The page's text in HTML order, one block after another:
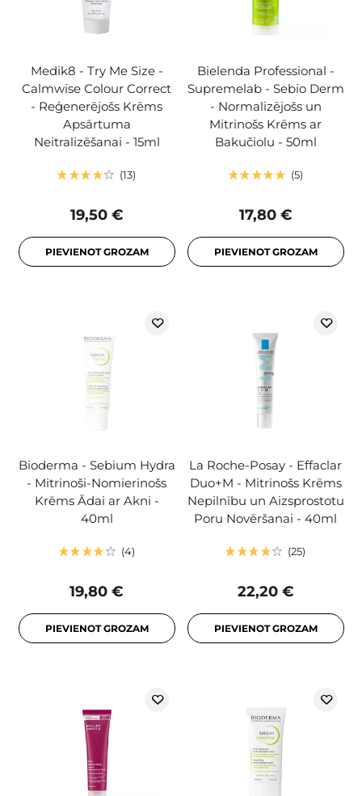
Medik8 - Try Me Size -
Calmwise Colour Correct
- Reģenerējošs Krēms
Apsārtuma
Neitralizēšanai - 15ml
13
19,50 €
PIEVIENOT GROZAM
Bielenda Professional -
Supremelab - Sebio Derm
- Normalizējošs un
Mitrinošs Krēms ar
Bakučiolu - 50ml
5
17,80 €
PIEVIENOT GROZAM
Bioderma - Sebium Hydra
- Mitrinoši-Nomierinošs
Krēms Ādai ar Akni -
40ml
4
19,80 €
PIEVIENOT GROZAM
La Roche-Posay - Effaclar
Duo+M - Mitrinošs Krēms
Nepilnību un Aizsprostotu
Poru Novēršanai - 40ml
25
22,20 €
PIEVIENOT GROZAM